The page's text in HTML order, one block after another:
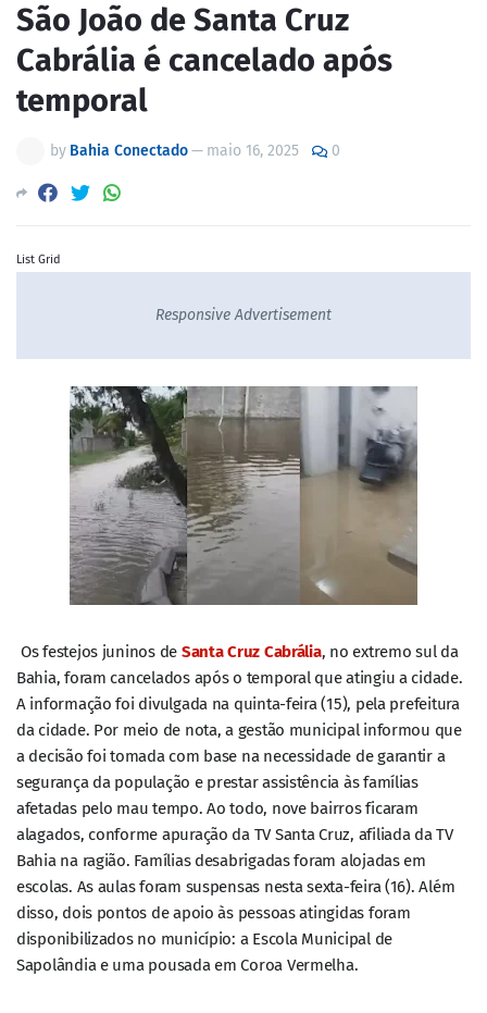
São João de Santa Cruz
Cabrália é cancelado após
temporal
by Bahia Conectado— maio 16, 2025 0
List Grid
Responsive Advertisement
Os festejos juninos de Santa Cruz Cabrália, no extremo sul da
Bahia, foram cancelados após o temporal que atingiu a cidade.
A informação foi divulgada na quinta-feira (15), pela prefeitura
da cidade. Por meio de nota, a gestão municipal informou que
a decisão foi tomada com base na necessidade de garantir a
segurança da população e prestar assistência às famílias
afetadas pelo mau tempo.Ao todo, nove bairros ficaram
alagados, conforme apuração da TV Santa Cruz, afiliada da TV
Bahia na ragião. Famílias desabrigadas foram alojadas em
escolas. As aulas foram suspensas nesta sexta-feira (16).Além
disso, dois pontos de apoio às pessoas atingidas foram
disponibilizados no município: a Escola Municipal de
Sapolândia e uma pousada em Coroa Vermelha.